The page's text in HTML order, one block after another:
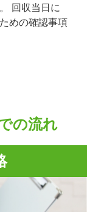
回収当日に
めの確認事項
の流れ